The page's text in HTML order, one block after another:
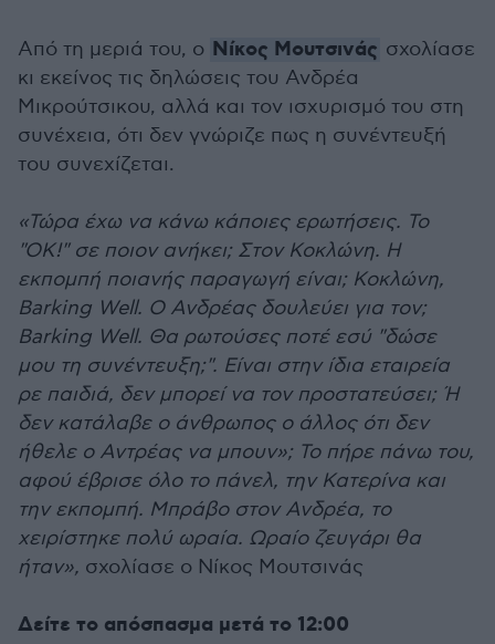
Από τη μεριά του, ο Νίκος Μουτσινάς σχολίασε
κι εκείνος τις δηλώσεις του Ανδρέα
Μικρούτσικου, αλλά και τον ισχυρισμό του στη
συνέχεια, ότι δεν γνώριζε πως η συνέντευξή
του συνεχίζεται.
«Τώρα έχω να κάνω κάποιες ερωτήσεις. Το
"ΟΚ!" σε ποιον ανήκει; Στον Κοκλώνη. Η
εκπομπή ποιανής παραγωγή είναι; Κοκλώνη,
Barking Well. Ο Ανδρέας δουλεύει για τον;
Barking Well. Θα ρωτούσες ποτέ εσύ "δώσε
μου τη συνέντευξη;". Είναι στην ίδια εταιρεία
ρε παιδιά, δεν μπορεί να τον προστατεύσει; Ή
δεν κατάλαβε ο άνθρωπος ο άλλος ότι δεν
ήθελε ο Αντρέας να μπουν»; Το πήρε πάνω του,
αφού έβρισε όλο το πάνελ, την Κατερίνα και
την εκπομπή. Μπράβο στον Ανδρέα, το
χειρίστηκε πολύ ωραία. Ωραίο ζευγάρι θα
ήταν», σχολίασε ο Νίκος Μουτσινάς
Δείτε το απόσπασμα μετά το 12:00